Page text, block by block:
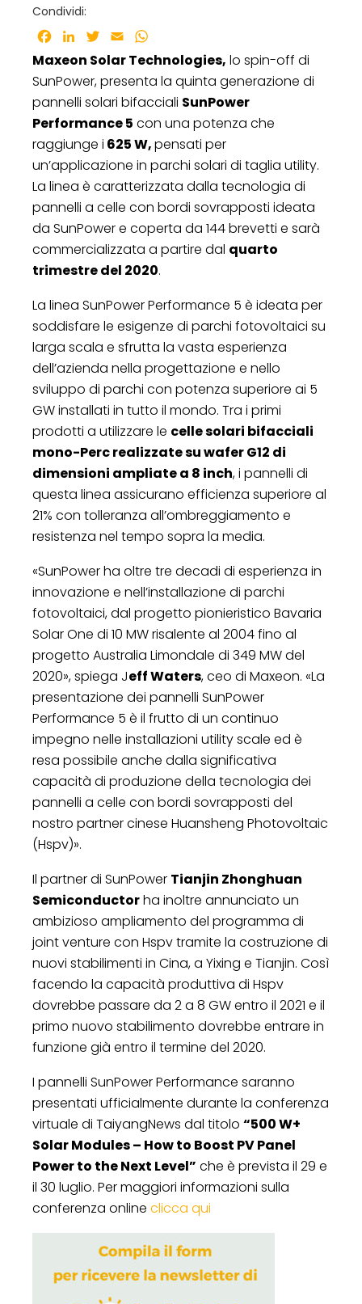
Condividi:
Facebook
LinkedInTwitter
Email
Maxeon Solar Technologies, lo spin-off di
SunPower, presenta la quinta generazione di
pannelli solari bifacciali SunPower
Performance 5 con una potenza che
raggiunge i 625 W,pensati per
un’applicazione in parchi solari di taglia utility.
La linea è caratterizzata dalla tecnologia di
pannelli a celle con bordi sovrapposti ideata
da SunPower e coperta da 144 brevetti e sarà
commercializzata a partire dal quarto
trimestre del 2020.
La linea SunPower Performance 5 è ideata per
soddisfare le esigenze di parchi fotovoltaici su
larga scala e sfrutta la vasta esperienza
dell’azienda nella progettazione e nello
sviluppo di parchi con potenza superiore ai 5
GW installati in tutto il mondo. Tra i primi
prodotti a utilizzare le celle solari bifacciali
mono-Perc realizzate su wafer G12 di
dimensioni ampliate a 8 inch, i pannelli di
questa linea assicurano efficienza superiore al
21% con tolleranza all’ombreggiamento e
resistenza nel tempo sopra la media.
«SunPower ha oltre tre decadi di esperienza in
innovazione e nell’installazione di parchi
fotovoltaici, dal progetto pionieristico Bavaria
Solar One di 10 MW risalente al 2004 fino al
progetto Australia Limondale di 349 MW del
2020», spiega Jeff Waters, ceo di Maxeon. «La
presentazione dei pannelli SunPower
Performance 5 è il frutto di un continuo
impegno nelle installazioni utility scale ed è
resa possibile anche dalla significativa
capacità di produzione della tecnologia dei
pannelli a celle con bordi sovrapposti del
nostro partner cinese Huansheng Photovoltaic
(Hspv)».
Il partner di SunPower Tianjin Zhonghuan
Semiconductorha inoltre annunciato un
ambizioso ampliamento del programma di
joint venture con Hspv tramite la costruzione di
nuovi stabilimenti in Cina, a Yixing e Tianjin. Così
facendo la capacità produttiva di Hspv
dovrebbe passare da 2 a 8 GW entro il 2021 e il
primo nuovo stabilimento dovrebbe entrare in
funzione già entro il termine del 2020.
I pannelli SunPower Performance saranno
presentati ufficialmente durante la conferenza
virtuale di TaiyangNews dal titolo “500 W+
Solar Modules – How to Boost PV Panel
Power to the Next Level” che è prevista il 29 e
il 30 luglio. Per maggiori informazioni sulla
conferenza online clicca qui